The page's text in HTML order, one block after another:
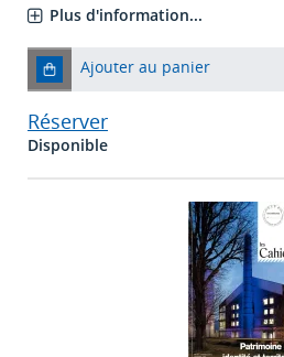
Plus d'information...
Ajouter au panier
Réserver
Disponible